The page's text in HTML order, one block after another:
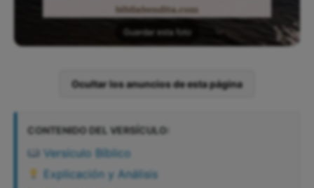
Guardar esta foto
Ocultar los anuncios de esta página
CONTENIDO DEL VERSÍCULO:
Versículo Bíblico
Explicación y Análisis